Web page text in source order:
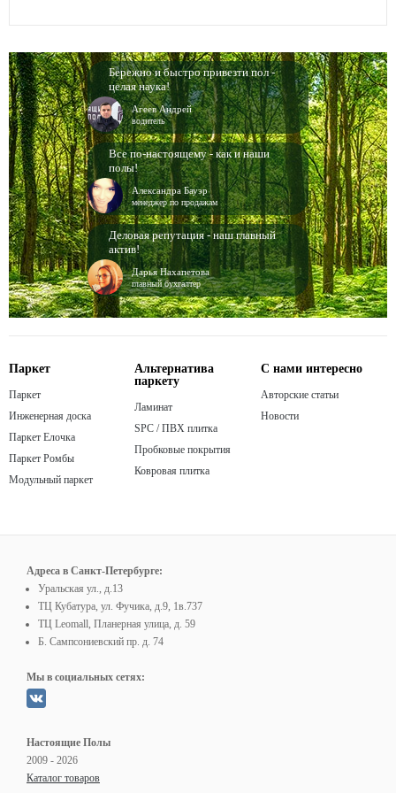
Бережно и быстро привезти пол -
целая наука!
Агеев Андрей
водитель
Все по-настоящему - как и наши
полы!
Александра Бауэр
менеджер по продажам
Деловая репутация - наш главный
актив!
Дарья Нахапетова
главный бухгалтер
Паркет
Паркет
Инженерная доска
Паркет Елочка
Паркет Ромбы
Модульный паркет
Альтернатива
паркету
Ламинат
SPC / ПВХ плитка
Пробковые покрытия
Ковровая плитка
С нами интересно
Авторские статьи
Новости
Адреса в Санкт-Петербурге:
Уральская ул., д.13
ТЦ Кубатура, ул. Фучика, д.9, 1в.737
ТЦ Leomall, Планерная улица, д. 59
Б. Сампсониевский пр. д. 74
Мы в социальных сетях:
Настоящие Полы
2009 - 2026
Каталог товаров